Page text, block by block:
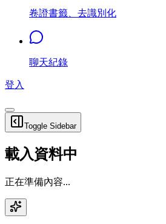
卷證書籤、去識別化
聊天紀錄
登入
Toggle Sidebar
載入資料中
正在準備內容...